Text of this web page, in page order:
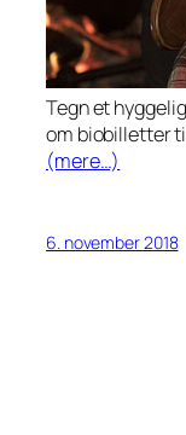
Tegn et
om biobilletter
(mere…)
6. november 2018